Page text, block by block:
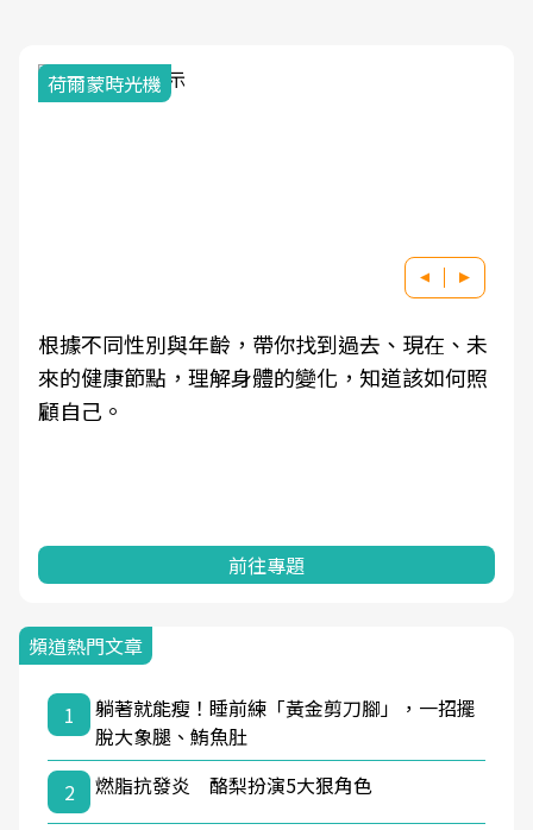
荷爾蒙時光機
根據不同性別與年齡，帶你找到過去、現在、未
來的健康節點，理解身體的變化，知道該如何照
顧自己。
前往專題
頻道熱門文章
1
躺著就能瘦！睡前練「黃金剪刀腳」，一招擺
脫大象腿、鮪魚肚
2
燃脂抗發炎 酪梨扮演5大狠角色